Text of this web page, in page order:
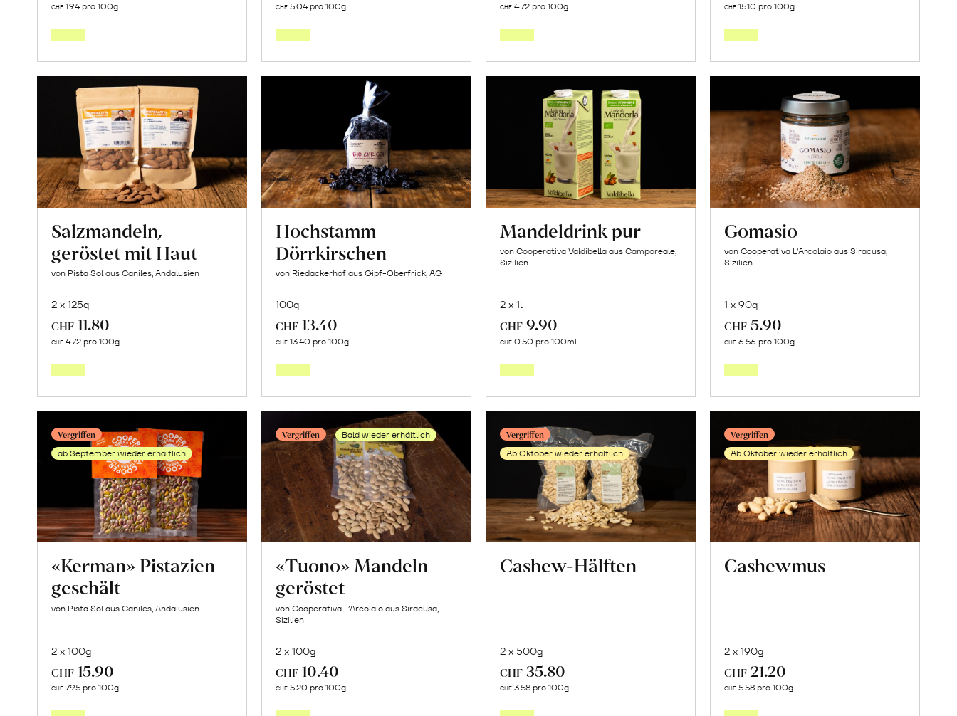
CHF 1.94 pro 100g CHF 5.04 pro 100g CHF 4.72 pro 100g CHF 15.10 pro 100g
Salzmandeln,
geröstet mit Haut
von Pista Sol aus Caniles, Andalusien
2 x 125g
CHF 11.80
CHF 4.72 pro 100g
Hochstamm
Dörrkirschen
von Riedackerhof aus Gipf-Oberfrick, AG
100g
CHF 13.40
CHF 13.40 pro 100g
Mandeldrink pur
von Cooperativa Valdibella aus Camporeale,
Sizilien
2 x 1l
CHF 9.90
CHF 0.50 pro 100ml
Gomasio
von Cooperativa L’Arcolaio aus Siracusa,
Sizilien
1 x 90g
CHF 5.90
CHF 6.56 pro 100g
Vergriffen
ab September wieder erhältlich
«Kerman» Pistazien
geschält
von Pista Sol aus Caniles, Andalusien
2 x 100g
CHF 15.90
CHF 7.95 pro 100g
Vergriffen Bald wieder erhältlich
«Tuono» Mandeln
geröstet
von Cooperativa L’Arcolaio aus Siracusa,
Sizilien
2 x 100g
CHF 10.40
CHF 5.20 pro 100g
Vergriffen
Ab Oktober wieder erhältlich
Cashew-Hälften
2 x 500g
CHF 35.80
CHF 3.58 pro 100g
Vergriffen
Ab Oktober wieder erhältlich
Cashewmus
2 x 190g
CHF 21.20
CHF 5.58 pro 100g